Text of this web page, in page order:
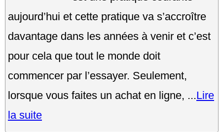
aujourd’hui et cette pratique va s’accroître
davantage dans les années à venir et c’est
pour cela que tout le monde doit
commencer par l’essayer. Seulement,
lorsque vous faites un achat en ligne, ...Lire
la suite